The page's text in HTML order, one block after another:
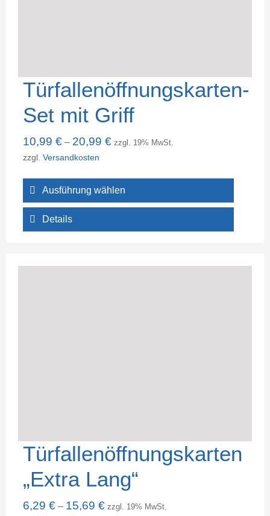
Türfallenöffnungskarten-
Set mit Griff
10,99 €– 20,99 € zzgl. 19% MwSt.
zzgl. Versandkosten
Ausführung wählen
Details
Türfallenöffnungskarten
„Extra Lang“
6,29 €– 15,69 € zzgl. 19% MwSt.